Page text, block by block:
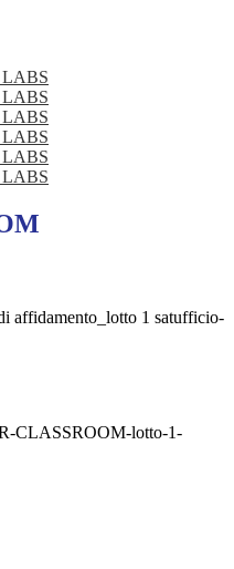
affidamento_lotto 1 satufficio-
CLASSROOM-lotto-1-